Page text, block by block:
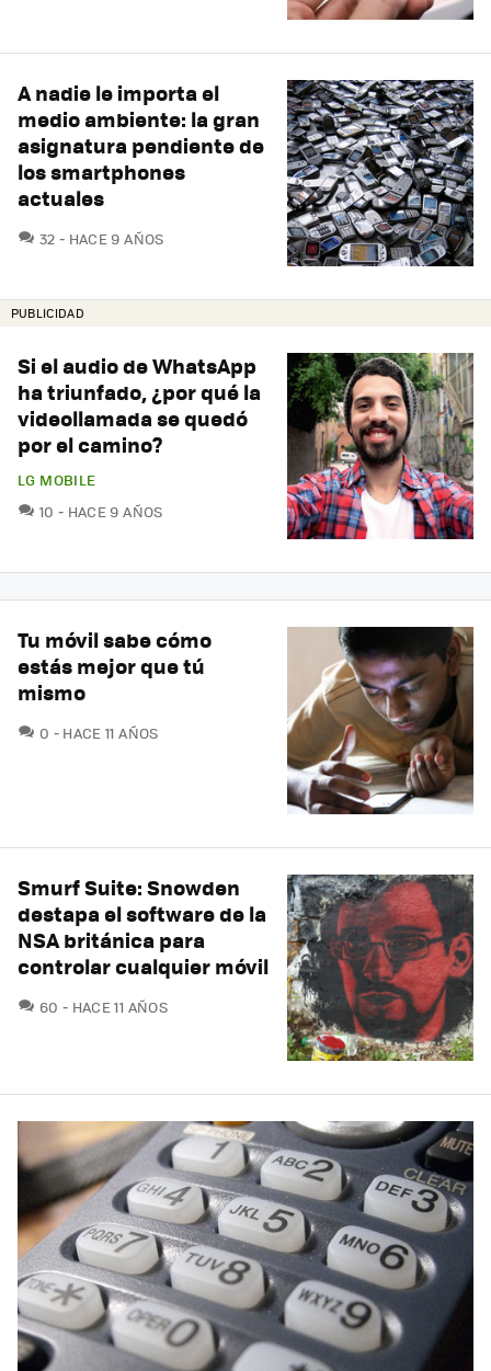
A nadie le importa el
medio ambiente: la gran
asignatura pendiente de
los smartphones
actuales
32 COMENTARIOS
HACE 9 AÑOS
PUBLICIDAD
Si el audio de WhatsApp
ha triunfado, ¿por qué la
videollamada se quedó
por el camino?
LG MOBILE
10 COMENTARIOS
HACE 9 AÑOS
Tu móvil sabe cómo
estás mejor que tú
mismo
0 COMENTARIOS
HACE 11 AÑOS
Smurf Suite: Snowden
destapa el software de la
NSA británica para
controlar cualquier móvil
60 COMENTARIOS
HACE 11 AÑOS